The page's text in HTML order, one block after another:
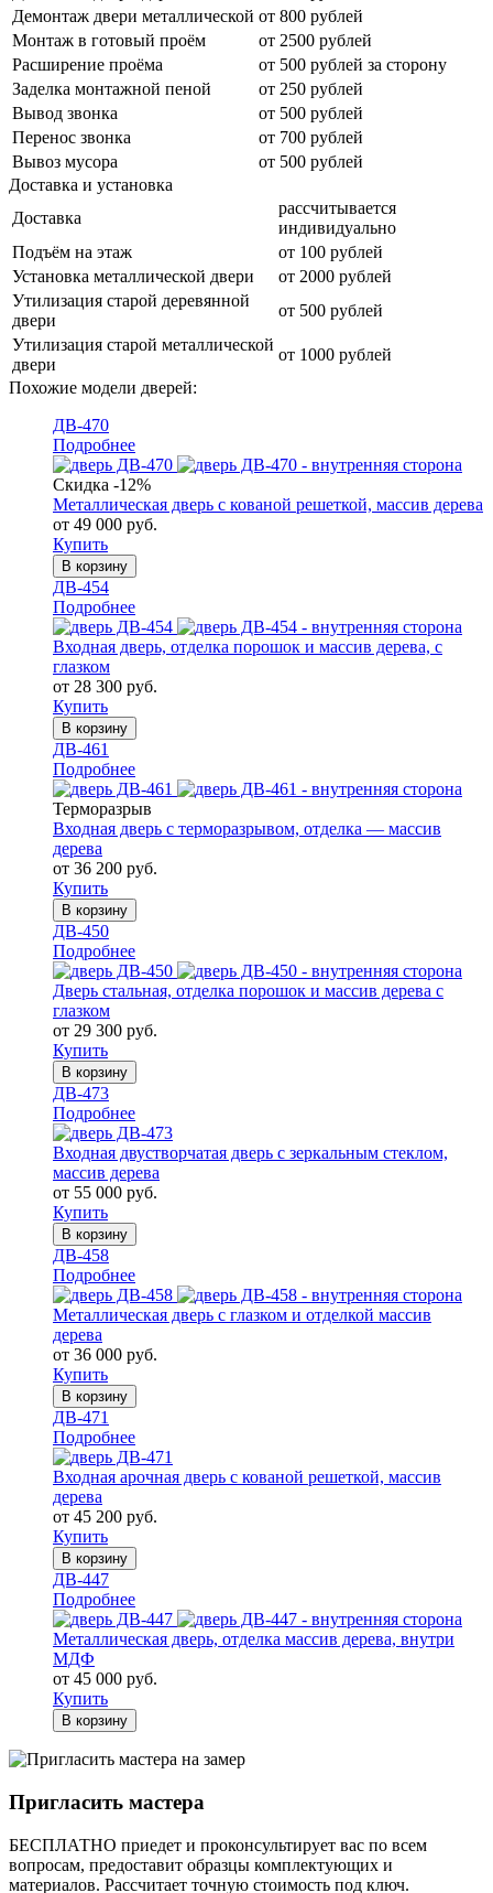
Демонтаж двери металлической от 800 рублей
Монтаж в готовый проём
от 2500 рублей
Расширение проёма
от 500 рублей за сторону
Заделка монтажной пеной
от 250 рублей
Вывод звонка
от 500 рублей
Перенос звонка
от 700 рублей
Вывоз мусора
от 500 рублей
Доставка и установка
Доставка
рассчитывается
индивидуально
Подъём на этаж
от 100 рублей
Установка металлической двери
от 2000 рублей
Утилизация старой деревянной
двери
от 500 рублей
Утилизация старой металлической
двери
от 1000 рублей
Похожие модели дверей:
ДВ-470
Подробнее
Скидка -12%
Металлическая дверь с кованой решеткой, массив дерева
от 49 000 руб.
Купить
В корзину
ДВ-454
Подробнее
Входная дверь, отделка порошок и массив дерева, с
глазком
от 28 300 руб.
Купить
В корзину
ДВ-461
Подробнее
Терморазрыв
Входная дверь с терморазрывом, отделка — массив
дерева
от 36 200 руб.
Купить
В корзину
ДВ-450
Подробнее
Дверь стальная, отделка порошок и массив дерева с
глазком
от 29 300 руб.
Купить
В корзину
ДВ-473
Подробнее
Входная двустворчатая дверь с зеркальным стеклом,
массив дерева
от 55 000 руб.
Купить
В корзину
ДВ-458
Подробнее
Металлическая дверь с глазком и отделкой массив
дерева
от 36 000 руб.
Купить
В корзину
ДВ-471
Подробнее
Входная арочная дверь с кованой решеткой, массив
дерева
от 45 200 руб.
Купить
В корзину
ДВ-447
Подробнее
Металлическая дверь, отделка массив дерева, внутри
МДФ
от 45 000 руб.
Купить
В корзину
Пригласить мастера
БЕСПЛАТНО приедет и проконсультирует вас по всем
вопросам, предоставит образцы комплектующих и
материалов. Рассчитает точную стоимость под ключ.